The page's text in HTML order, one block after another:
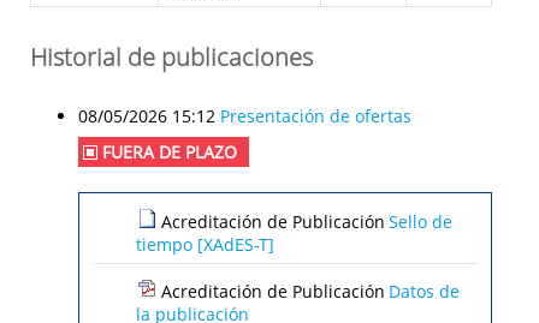
Historial de publicaciones
08/05/2026 15:12 Presentación de ofertas
FUERA DE PLAZO
Acreditación de Publicación Sello de
tiempo [XAdES-T]
Acreditación de Publicación Datos de
la publicación